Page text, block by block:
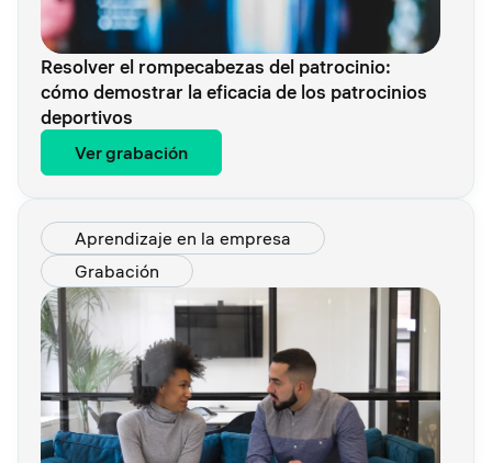
Resolver el rompecabezas del patrocinio:
cómo demostrar la eficacia de los patrocinios
deportivos
Ver grabación
Aprendizaje en la empresa
Grabación